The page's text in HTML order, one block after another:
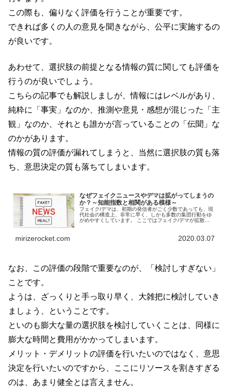
この際も、偏りなく評価を行うことが重要です。
できれば多くの人の意見を聞きながら、公平に実施するの
が良いです。
あわせて、選択肢の前提となる情報の質に関しても評価を
行うのが良いでしょう。
こちらの記事でも解説しましが、情報にはレベルがあり、
純粋に「事実」なのか、推測や意見・感想が混じった「主
観」なのか、それとも誰かが言っていることの「伝聞」な
のかがあります。
情報の質の評価が漏れてしまうと、当然に選択肢の質も落
ち、意思決定の質も落ちてしまいます。
なぜフェイクニュースやデマは拡がってしまうの
か？～知能指数と相関がある模様～
フェイク/デマは、初期の発信者がごく少数であっても、現
代社会の構造上、非常に早く、しかも多数の集団行動をゆ
がめやすくしています。 ここではフェイク/デマが拡散す
mirizerocket.com 2020.03.07
なお、この評価の段階で重要なのが、「検討しすぎない」
ことです。
ようは、ざっくりと手っ取り早く、大雑把に検討していき
ましょう、ということです。
といのも膨大な量の選択肢を検討していくことは、同様に
膨大な時間と費用がかかってしまいます。
メリット・デメリットの評価を行いたいのではなく、意思
決定を行いたいのですから、ここにリソースを割きすぎる
のは、あまり健全とは言えません。